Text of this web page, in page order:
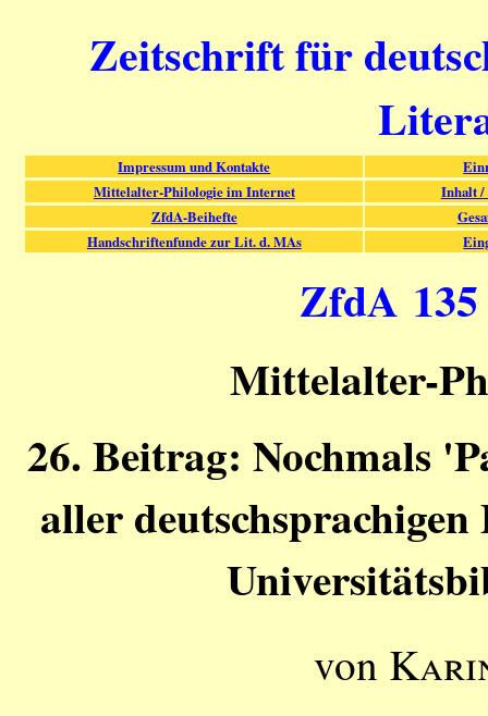
Zeitschrift für
Impressum und Kontakte
Mittelalter-Philologie im Internet
Inhalt /
ZfdA-Beihefte
Handschriftenfunde zur Lit. d. MAs
ZfdA 135
Mittelalter-
26. Beitrag: Nochmals
aller
von